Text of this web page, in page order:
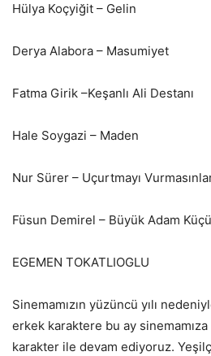
Hülya Koçyiğit – Gelin
Derya Alabora – Masumiyet
Fatma Girik –Keşanlı Ali Destanı
Hale Soygazi – Maden
Nur Sürer – Uçurtmayı
Füsun Demirel – Büyük Adam
EGEMEN TOKATLIOGLU
Sinemamızın yüzüncü yılı
erkek karaktere bu ay sinemamıza
karakter ile devam ediyoruz.